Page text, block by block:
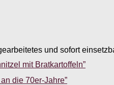
und sofort
mit Bratkartoffeln”
die 70er-Jahre”